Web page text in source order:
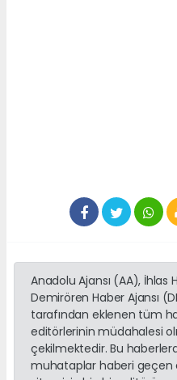
Anadolu Ajansı (AA), İhlas
Demirören Haber Ajansı
tarafından eklenen tüm
editörlerinin müdahalesi
çekilmektedir. Bu
muhataplar haberi geçen